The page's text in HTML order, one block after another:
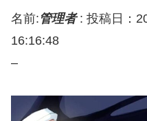
名前: 管理者: 投稿日：
16:16:48
–